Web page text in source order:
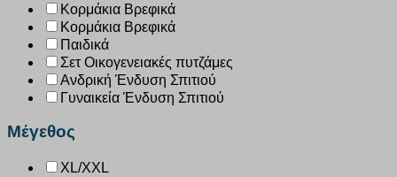
Κορμάκια Βρεφικά
Κορμάκια Βρεφικά
Παιδικά
Σετ Οικογενειακές πυτζάμες
Ανδρική Ένδυση Σπιτιού
Γυναικεία Ένδυση Σπιτιού
Μέγεθος
XL/XXL